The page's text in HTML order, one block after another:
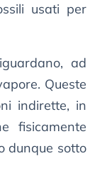
usati per
ad
Queste
indirette, in
fisicamente
dunque sotto